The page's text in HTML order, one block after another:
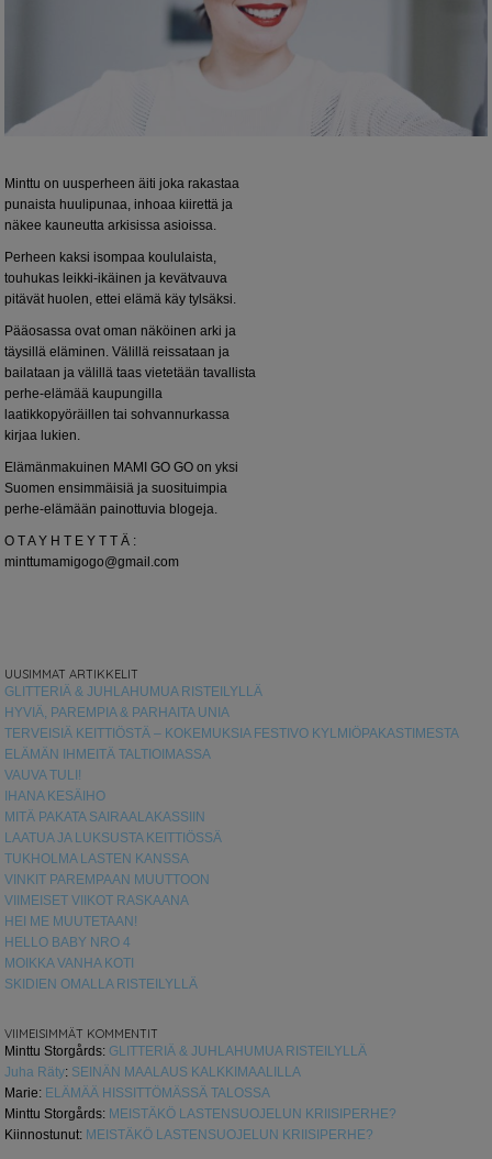
Minttu on uusperheen äiti joka rakastaa
punaista huulipunaa, inhoaa kiirettä ja
näkee kauneutta arkisissa asioissa.
Perheen kaksi isompaa koululaista,
touhukas leikki-ikäinen ja kevätvauva
pitävät huolen, ettei elämä käy tylsäksi.
Pääosassa ovat oman näköinen arki ja
täysillä eläminen. Välillä reissataan ja
bailataan ja välillä taas vietetään tavallista
perhe-elämää kaupungilla
laatikkopyöräillen tai sohvannurkassa
kirjaa lukien.
Elämänmakuinen MAMI GO GO on yksi
Suomen ensimmäisiä ja suosituimpia
perhe-elämään painottuvia blogeja.
O T A Y H T E Y T T Ä :
minttumamigogo@gmail.com
UUSIMMAT ARTIKKELIT
GLITTERIÄ & JUHLAHUMUA RISTEILYLLÄ
HYVIÄ, PAREMPIA & PARHAITA UNIA
TERVEISIÄ KEITTIÖSTÄ – KOKEMUKSIA FESTIVO KYLMIÖPAKASTIMESTA
ELÄMÄN IHMEITÄ TALTIOIMASSA
VAUVA TULI!
IHANA KESÄIHO
MITÄ PAKATA SAIRAALAKASSIIN
LAATUA JA LUKSUSTA KEITTIÖSSÄ
TUKHOLMA LASTEN KANSSA
VINKIT PAREMPAAN MUUTTOON
VIIMEISET VIIKOT RASKAANA
HEI ME MUUTETAAN!
HELLO BABY NRO 4
MOIKKA VANHA KOTI
SKIDIEN OMALLA RISTEILYLLÄ
VIIMEISIMMÄT KOMMENTIT
Minttu Storgårds: GLITTERIÄ & JUHLAHUMUA RISTEILYLLÄ
Juha Räty: SEINÄN MAALAUS KALKKIMAALILLA
Marie: ELÄMÄÄ HISSITTÖMÄSSÄ TALOSSA
Minttu Storgårds: MEISTÄKÖ LASTENSUOJELUN KRIISIPERHE?
Kiinnostunut: MEISTÄKÖ LASTENSUOJELUN KRIISIPERHE?